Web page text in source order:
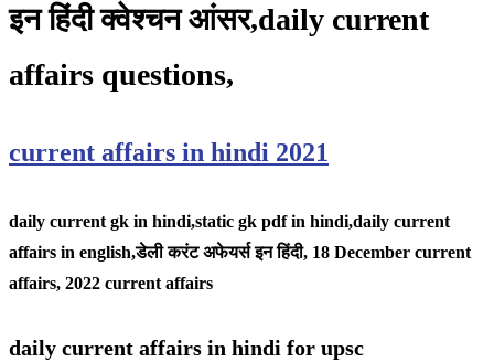
इन हिंदी क्वेश्चन आंसर,daily current
affairs questions,
current affairs in hindi 2021
daily current gk in hindi,static gk pdf in hindi,daily current
affairs in english,डेली करंट अफेयर्स इन हिंदी, 18 December current
affairs, 2022 current affairs
daily current affairs in hindi for upsc